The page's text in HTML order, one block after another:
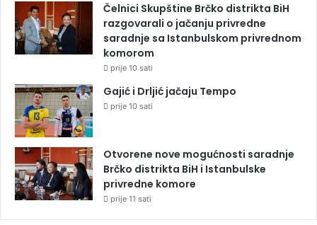
Čelnici Skupštine Brčko distrikta BiH
razgovarali o jačanju privredne
saradnje sa Istanbulskom privrednom
komorom
prije 10 sati
Gajić i Drljić jačaju Tempo
prije 10 sati
Otvorene nove mogućnosti saradnje
Brčko distrikta BiH i Istanbulske
privredne komore
prije 11 sati